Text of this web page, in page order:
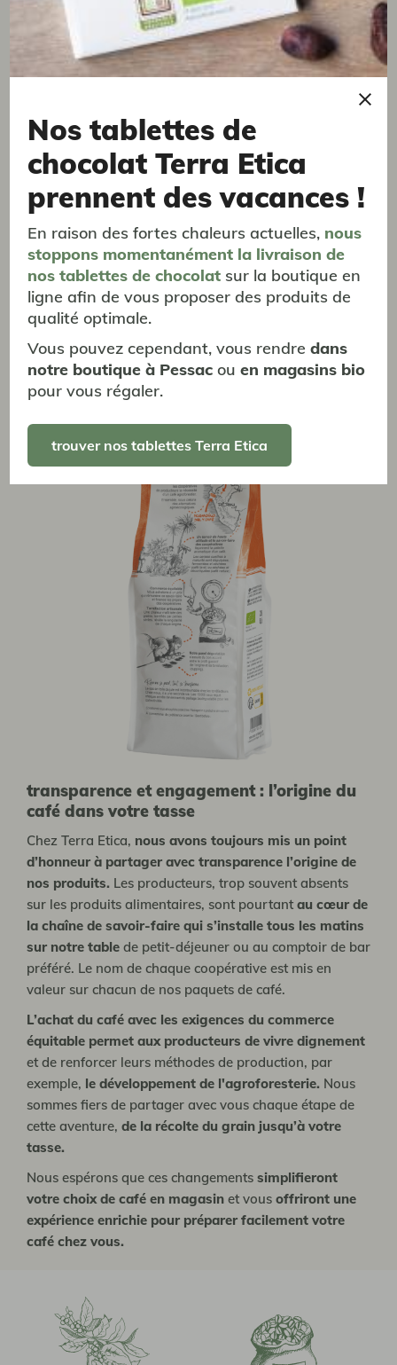
astuces pour préparer votre café
Parce que le café est un vaste domaine, nous avons
intégré des conseils pratiques directement sur
l’emballage pour vous guider vers la tasse parfaite.
Besoin d'en savoir plus ?Flashez le QR code sur nos
paquets et accédez à notreCarnet du Barista ! Vous y
découvrirez tout surle choix de la mouture,l’utilisation
optimale d’une cafetière à piston
d’une V60, ou encorela meilleure eau à utiliser pour
sublimer votre tasse. Le café n’aura plus de secret
pour vous !
transparence et engagement : l’origine du
café dans votre tasse
Chez Terra Etica, nous avons toujours mis un point
d’honneur à partager avec transparence l’origine de
nos produits. Les producteurs, trop souvent absents
sur les produits alimentaires, sont pourtant au cœur de
la chaîne de savoir-faire qui s’installe tous les matins
sur notre table de petit-déjeuner ou au comptoir de bar
préféré. Le nom de chaque coopérative est mis en
valeur sur chacun de nos paquets de café.
L’achat du café avec les exigences du commerce
équitable permet aux producteurs de vivre dignement
et de renforcer leurs méthodes de production, par
exemple, le développement de l'agroforesterie. Nous
sommes fiers de partager avec vous chaque étape de
cette aventure, de la récolte du grain jusqu’à votre
tasse.
Nous espérons que ces changements simplifieront
votre choix de café en magasin et vous offriront une
expérience enrichie pour préparer facilement votre
café chez vous.
Nos tablettes de
chocolat Terra Etica
prennent des vacances !
En raison des fortes chaleurs actuelles, nous
stoppons momentanément la livraison de
nos tablettes de chocolat sur la boutique en
ligne afin de vous proposer des produits de
qualité optimale.
Vous pouvez cependant, vous rendredans
notre boutique à Pessac ouen magasins bio
pour vous régaler.
trouver nos tablettes Terra Etica